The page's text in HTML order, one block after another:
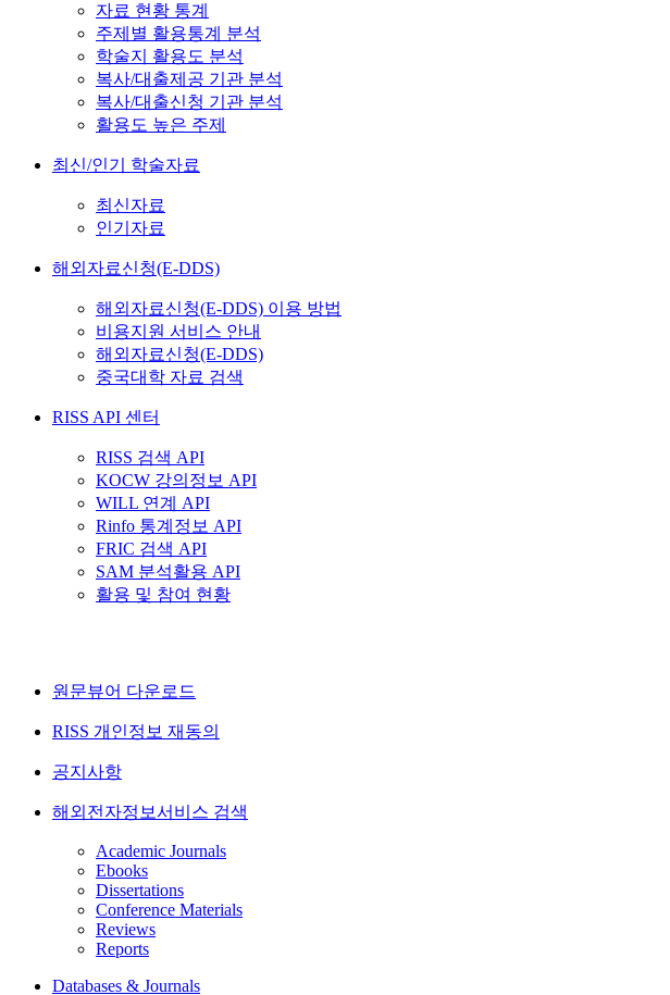
자료 현황 통계
주제별 활용통계 분석
학술지 활용도 분석
복사/대출제공 기관 분석
복사/대출신청 기관 분석
활용도 높은 주제
최신/인기 학술자료
최신자료
인기자료
해외자료신청(E-DDS)
해외자료신청(E-DDS) 이용 방법
비용지원 서비스 안내
해외자료신청(E-DDS)
중국대학 자료 검색
RISS API 센터
RISS 검색 API
KOCW 강의정보 API
WILL 연계 API
Rinfo 통계정보 API
FRIC 검색 API
SAM 분석활용 API
활용 및 참여 현황
원문뷰어 다운로드
RISS 개인정보 재동의
공지사항
해외전자정보서비스 검색
Academic Journals
Ebooks
Dissertations
Conference Materials
Reviews
Reports
Databases & Journals